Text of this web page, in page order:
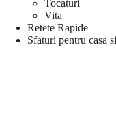
Tocaturi
Vita
Retete Rapide
Sfaturi pentru casa